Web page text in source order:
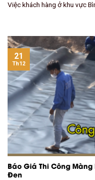
Việc khách hàng ở khu vực
Báo Giá Thi Công Màng
Đen
21
Th12